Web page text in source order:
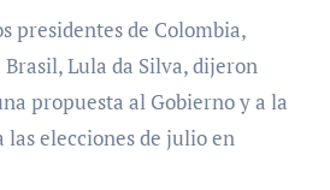
presidentes de Colombia,
Brasil, Lula da Silva, dijeron
propuesta al Gobierno y a la
las elecciones de julio en